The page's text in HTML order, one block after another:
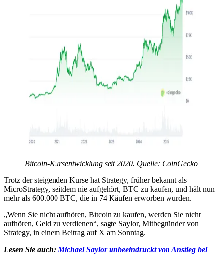
Bitcoin-Kursentwicklung seit 2020. Quelle: CoinGecko
Trotz der steigenden Kurse hat Strategy, früher bekannt als
MicroStrategy, seitdem nie aufgehört, BTC zu kaufen, und hält nun
mehr als 600.000 BTC, die in 74 Käufen erworben wurden.
„Wenn Sie nicht aufhören, Bitcoin zu kaufen, werden Sie nicht
aufhören, Geld zu verdienen“, sagte Saylor, Mitbegründer von
Strategy, in einem Beitrag auf X am Sonntag.
Lesen Sie auch: Michael Saylor unbeeindruckt von Anstieg bei